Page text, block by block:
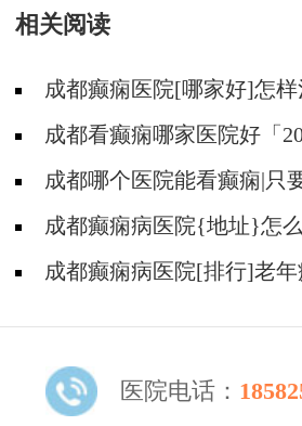
相关阅读
成都癫痫医院[哪家好]怎
成都看癫痫哪家医院好「
痫病人的饮食禁忌
成都哪个医院能看癫痫|只
病吗?成都癫痫病医院{地址}怎
成都癫痫病医院[排行]老
医院电话：